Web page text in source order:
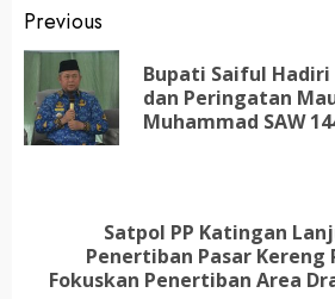
Post
navigation
Previous
Bupati Saiful Hadiri
dan Peringatan
Muhammad SAW
post:
Satpol PP Katingan
Penertiban Pasar Kereng
Fokuskan Penertiban Area